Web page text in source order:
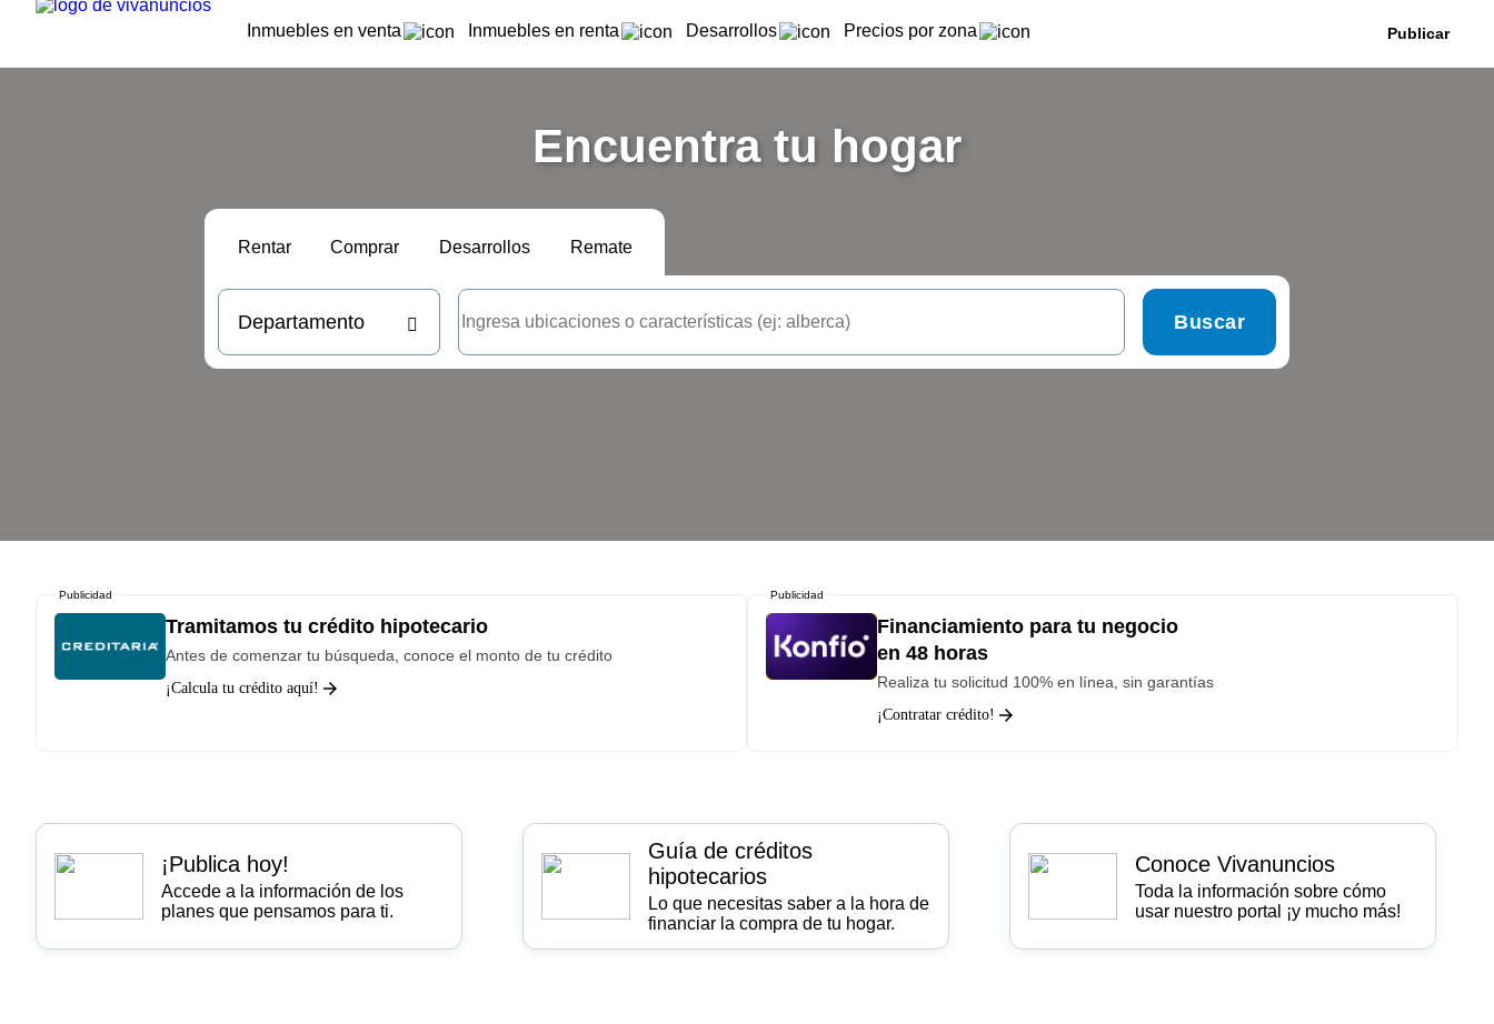
Inmuebles en venta Inmuebles en renta Desarrollos Precios por zona Publicar
Encuentra tu hogar
Rentar Comprar Desarrollos Remate
Buscar
Publicidad
Tramitamos tu crédito hipotecario
Antes de comenzar tu búsqueda, conoce el monto de tu crédito
¡Calcula tu crédito aquí!
Publicidad
Financiamiento para tu negocio
en 48 horas
Realiza tu solicitud 100% en línea, sin garantías
¡Contratar crédito!
¡Publica hoy!
Accede a la información de los
planes que pensamos para ti.
Guía de créditos
hipotecarios
Lo que necesitas saber a la hora de
financiar la compra de tu hogar.
Conoce Vivanuncios
Toda la información sobre cómo
usar nuestro portal ¡y mucho más!